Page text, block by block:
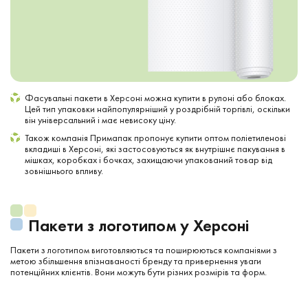
Фасувальні пакети в Херсоні можна купити в рулоні або блоках.
Цей тип упаковки найпопулярніший у роздрібній торгівлі, оскільки
він універсальний і має невисоку ціну.
Також компанія Примапак пропонує купити оптом поліетиленові
вкладиші в Херсоні, які застосовуються як внутрішнє пакування в
мішках, коробках і бочках, захищаючи упакований товар від
зовнішнього впливу.
Пакети з логотипом у Херсоні
Пакети з логотипом виготовляються та поширюються компаніями з
метою збільшення впізнаваності бренду та привернення уваги
потенційних клієнтів. Вони можуть бути різних розмірів та форм.